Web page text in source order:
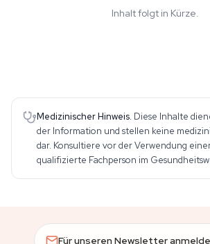
Inhalt folgt in Kürze.
Medizinischer Hinweis. Diese Inhalte
der Information und stellen keine
dar. Konsultiere vor der Verwendung
qualifizierte Fachperson im
Für unseren Newsletter